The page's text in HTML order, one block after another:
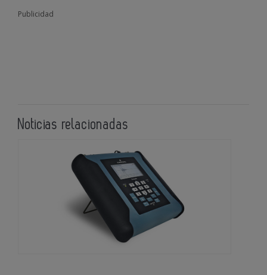
Publicidad
Noticias relacionadas